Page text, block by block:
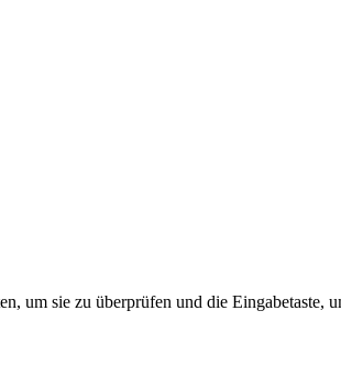
um sie zu überprüfen und die Eingabetaste,